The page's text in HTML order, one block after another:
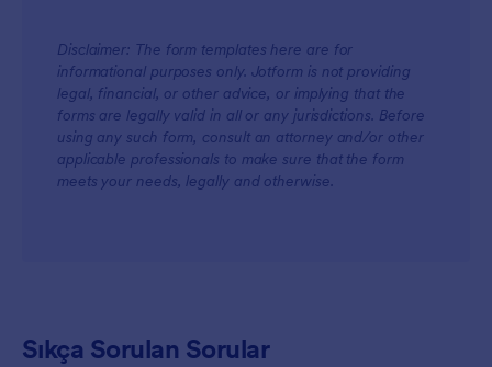
Ekipler İçin
Disclaimer: The form templates here are for
informational purposes only. Jotform is not providing
legal, financial, or other advice, or implying that the
forms are legally valid in all or any jurisdictions. Before
using any such form, consult an attorney and/or other
applicable professionals to make sure that the form
meets your needs, legally and otherwise.
Sıkça Sorulan Sorular